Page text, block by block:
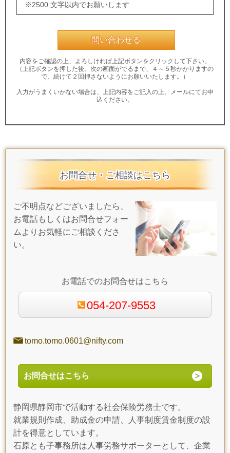
※2500 文字以内でお願いします
内容をご確認の上、よろしければ上記ボタンをクリックして下さい。
（上記ボタンを押した後、次の画面がでるまで、４～５秒かかりますの
で、続けて２回押さないようにお願いいたします。）
入力がうまくいかない場合は、上記内容をご記入の上、メールにてお申
込ください。
お問合せ・ご相談はこちら
ご不明点などございましたら、
お電話もしくはお問合せフォー
ムよりお気軽にご相談くださ
い。
お電話でのお問合せはこちら
054-207-9553
tomo.tomo.0601@nifty.com
お問合せはこちら
静岡県静岡市で活動する社会保険労務士です。
就業規則作成、助成金の申請、人事制度賃金制度の設
計を得意としています。
石原とも子事務所は人事労務サポーターとして、企業